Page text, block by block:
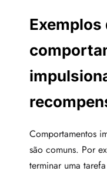
Exemplos
Comportamentos
são comuns. Por
terminar uma